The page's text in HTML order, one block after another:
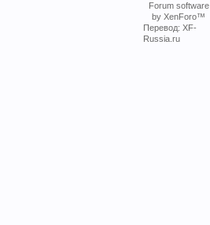
Forum software
by XenForo™
Перевод: XF-
Russia.ru